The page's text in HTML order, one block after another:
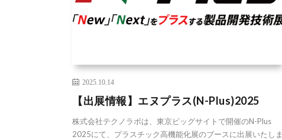
2025.10.14
【出展情報】エヌプラス(N-Plus)2025
株式会社テクノラボは、東京ビッグサイトで開催のN-Plus
2025にて、プラスチック高機能化展のブースに出展いたしま